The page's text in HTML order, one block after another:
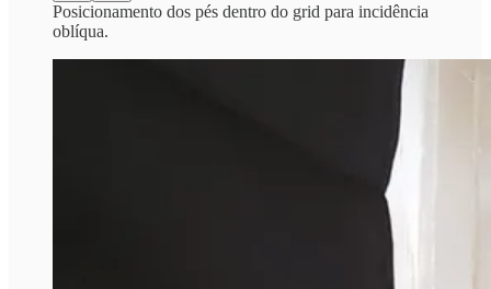
Posicionamento dos pés dentro do grid para incidência
oblíqua.